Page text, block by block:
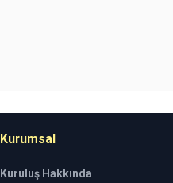
Kurumsal
Kuruluş Hakkında